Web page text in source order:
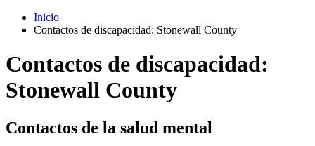
Inicio
Contactos de discapacidad: Stonewall County
Contactos de discapacidad:
Stonewall County
Contactos de la salud mental